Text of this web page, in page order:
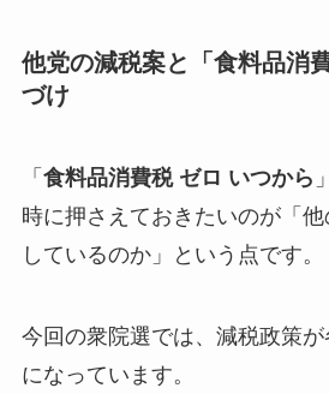
他党の減税案と「食料品消
づけ
「 食料品消費税 ゼロ いつから
時に押さえておきたいのが「
しているのか」という点です。
今回の衆院選では、減税政策
になっています。